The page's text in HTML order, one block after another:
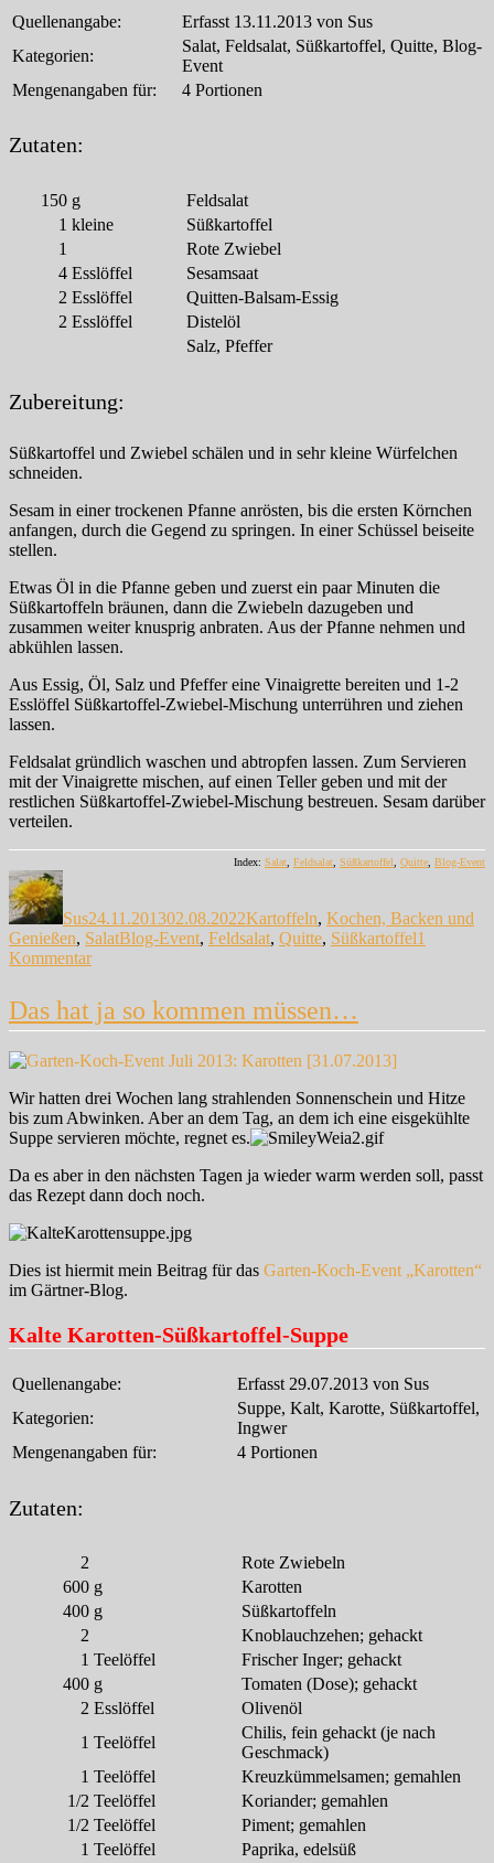
Quellenangabe:
Erfasst 13.11.2013 von Sus
Kategorien:
Salat, Feldsalat, Süßkartoffel, Quitte, Blog-
Event
Mengenangaben für:
4 Portionen
Zutaten:
150 g
Feldsalat
1 kleine
Süßkartoffel
1
Rote Zwiebel
4 Esslöffel
Sesamsaat
2 Esslöffel
Quitten-Balsam-Essig
2 Esslöffel
Distelöl
Salz, Pfeffer
Zubereitung:
Süßkartoffel und Zwiebel schälen und in sehr kleine Würfelchen
schneiden.
Sesam in einer trockenen Pfanne anrösten, bis die ersten Körnchen
anfangen, durch die Gegend zu springen. In einer Schüssel beiseite
stellen.
Etwas Öl in die Pfanne geben und zuerst ein paar Minuten die
Süßkartoffeln bräunen, dann die Zwiebeln dazugeben und
zusammen weiter knusprig anbraten. Aus der Pfanne nehmen und
abkühlen lassen.
Aus Essig, Öl, Salz und Pfeffer eine Vinaigrette bereiten und 1-2
Esslöffel Süßkartoffel-Zwiebel-Mischung unterrühren und ziehen
lassen.
Feldsalat gründlich waschen und abtropfen lassen. Zum Servieren
mit der Vinaigrette mischen, auf einen Teller geben und mit der
restlichen Süßkartoffel-Zwiebel-Mischung bestreuen. Sesam darüber
verteilen.
Index: Salat Feldsalat Süßkartoffel Quitte Blog-Event
Autor
Sus24.11.201302.08.2022Kartoffeln, Kochen, Backen und
Genießen, SalatSchlagwörter
Blog-Event, Feldsalat, Quitte, Süßkartoffel1
Kommentarzu
wieder
Feldsalat…
Das hat ja so kommen müssen…
Wir hatten drei Wochen lang strahlenden Sonnenschein und Hitze
bis zum Abwinken. Aber an dem Tag, an dem ich eine eisgekühlte
Suppe servieren möchte, regnet es.
Da es aber in den nächsten Tagen ja wieder warm werden soll, passt
das Rezept dann doch noch.
Dies ist hiermit mein Beitrag für das Garten-Koch-Event „Karotten“
im Gärtner-Blog.
Kalte Karotten-Süßkartoffel-Suppe
Quellenangabe:
Erfasst 29.07.2013 von Sus
Kategorien:
Suppe, Kalt, Karotte, Süßkartoffel,
Ingwer
Mengenangaben für:
4 Portionen
Zutaten:
2
Rote Zwiebeln
600 g
Karotten
400 g
Süßkartoffeln
2
Knoblauchzehen; gehackt
1 Teelöffel
Frischer Inger; gehackt
400 g
Tomaten (Dose); gehackt
2 Esslöffel
Olivenöl
1 Teelöffel
Chilis, fein gehackt (je nach
Geschmack)
1 Teelöffel
Kreuzkümmelsamen; gemahlen
1/2 Teelöffel
Koriander; gemahlen
1/2 Teelöffel
Piment; gemahlen
1 Teelöffel
Paprika, edelsüß